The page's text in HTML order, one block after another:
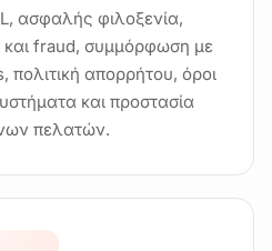
ασφαλής φιλοξενία,
fraud, συμμόρφωση με
απορρήτου, όροι
και προστασία
πελατών.